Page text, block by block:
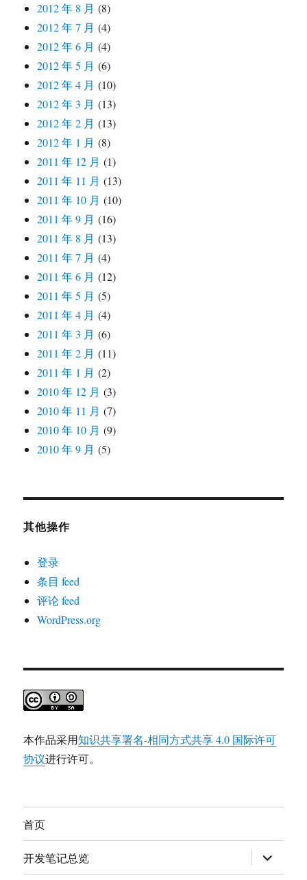
2012 年 8 月 (8)
2012 年 7 月 (4)
2012 年 6 月 (4)
2012 年 5 月 (6)
2012 年 4 月 (10)
2012 年 3 月 (13)
2012 年 2 月 (13)
2012 年 1 月 (8)
2011 年 12 月 (1)
2011 年 11 月 (13)
2011 年 10 月 (10)
2011 年 9 月 (16)
2011 年 8 月 (13)
2011 年 7 月 (4)
2011 年 6 月 (12)
2011 年 5 月 (5)
2011 年 4 月 (4)
2011 年 3 月 (6)
2011 年 2 月 (11)
2011 年 1 月 (2)
2010 年 12 月 (3)
2010 年 11 月 (7)
2010 年 10 月 (9)
2010 年 9 月 (5)
其他操作
登录
条目 feed
评论 feed
WordPress.org
本作品采用知识共享署名-相同方式共享 4.0 国际许可
协议进行许可。
首页
开发笔记总览 展
开
子